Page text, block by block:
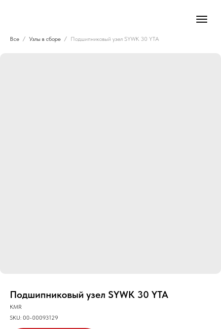
Все Узлы в сборе Подшипниковый узел SYWK 30 YTA
Подшипниковый узел SYWK 30 YTA
KMR
SKU: 00-00093129